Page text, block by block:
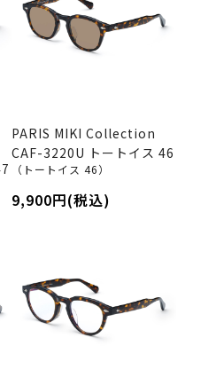
PARIS MIKI Collection
CAF-3220U トートイス 46
（トートイス 46）
9,900円(税込)